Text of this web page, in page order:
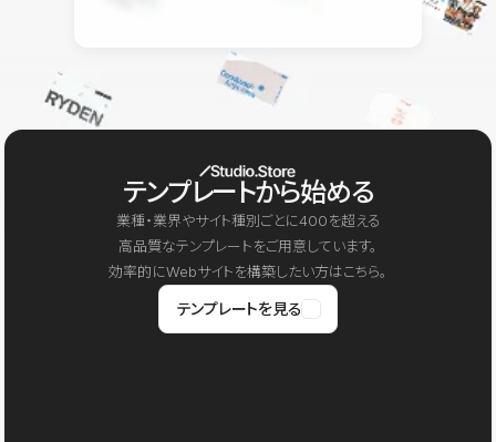
テンプレートから始める
業種・業界やサイト種別ごとに400を超える
高品質なテンプレートをご用意しています。
効率的にWebサイトを構築したい方はこちら。
テンプレートを見る